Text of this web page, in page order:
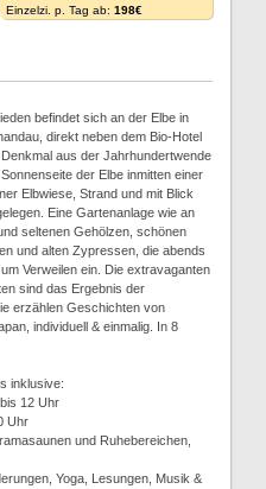
Einzelzi. p. Tag ab: 198€
befindet sich an der Elbe in
direkt neben dem Bio-Hotel
aus der Jahrhundertwende
der Elbe inmitten einer
Elbwiese, Strand und mit Blick
Eine Gartenanlage wie an
seltenen Gehölzen, schönen
und alten Zypressen, die abends
Verweilen ein. Die extravaganten
sind das Ergebnis der
erzählen Geschichten von
individuell & einmalig. In 8
inklusive:
12 Uhr
Uhr
und Ruhebereichen,
Yoga, Lesungen, Musik &